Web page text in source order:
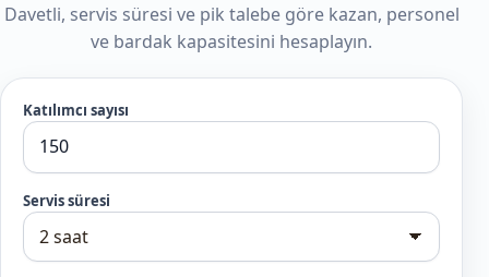
Davetli, servis süresi ve pik talebe göre kazan, personel
ve bardak kapasitesini hesaplayın.
Katılımcı sayısı
Servis süresi